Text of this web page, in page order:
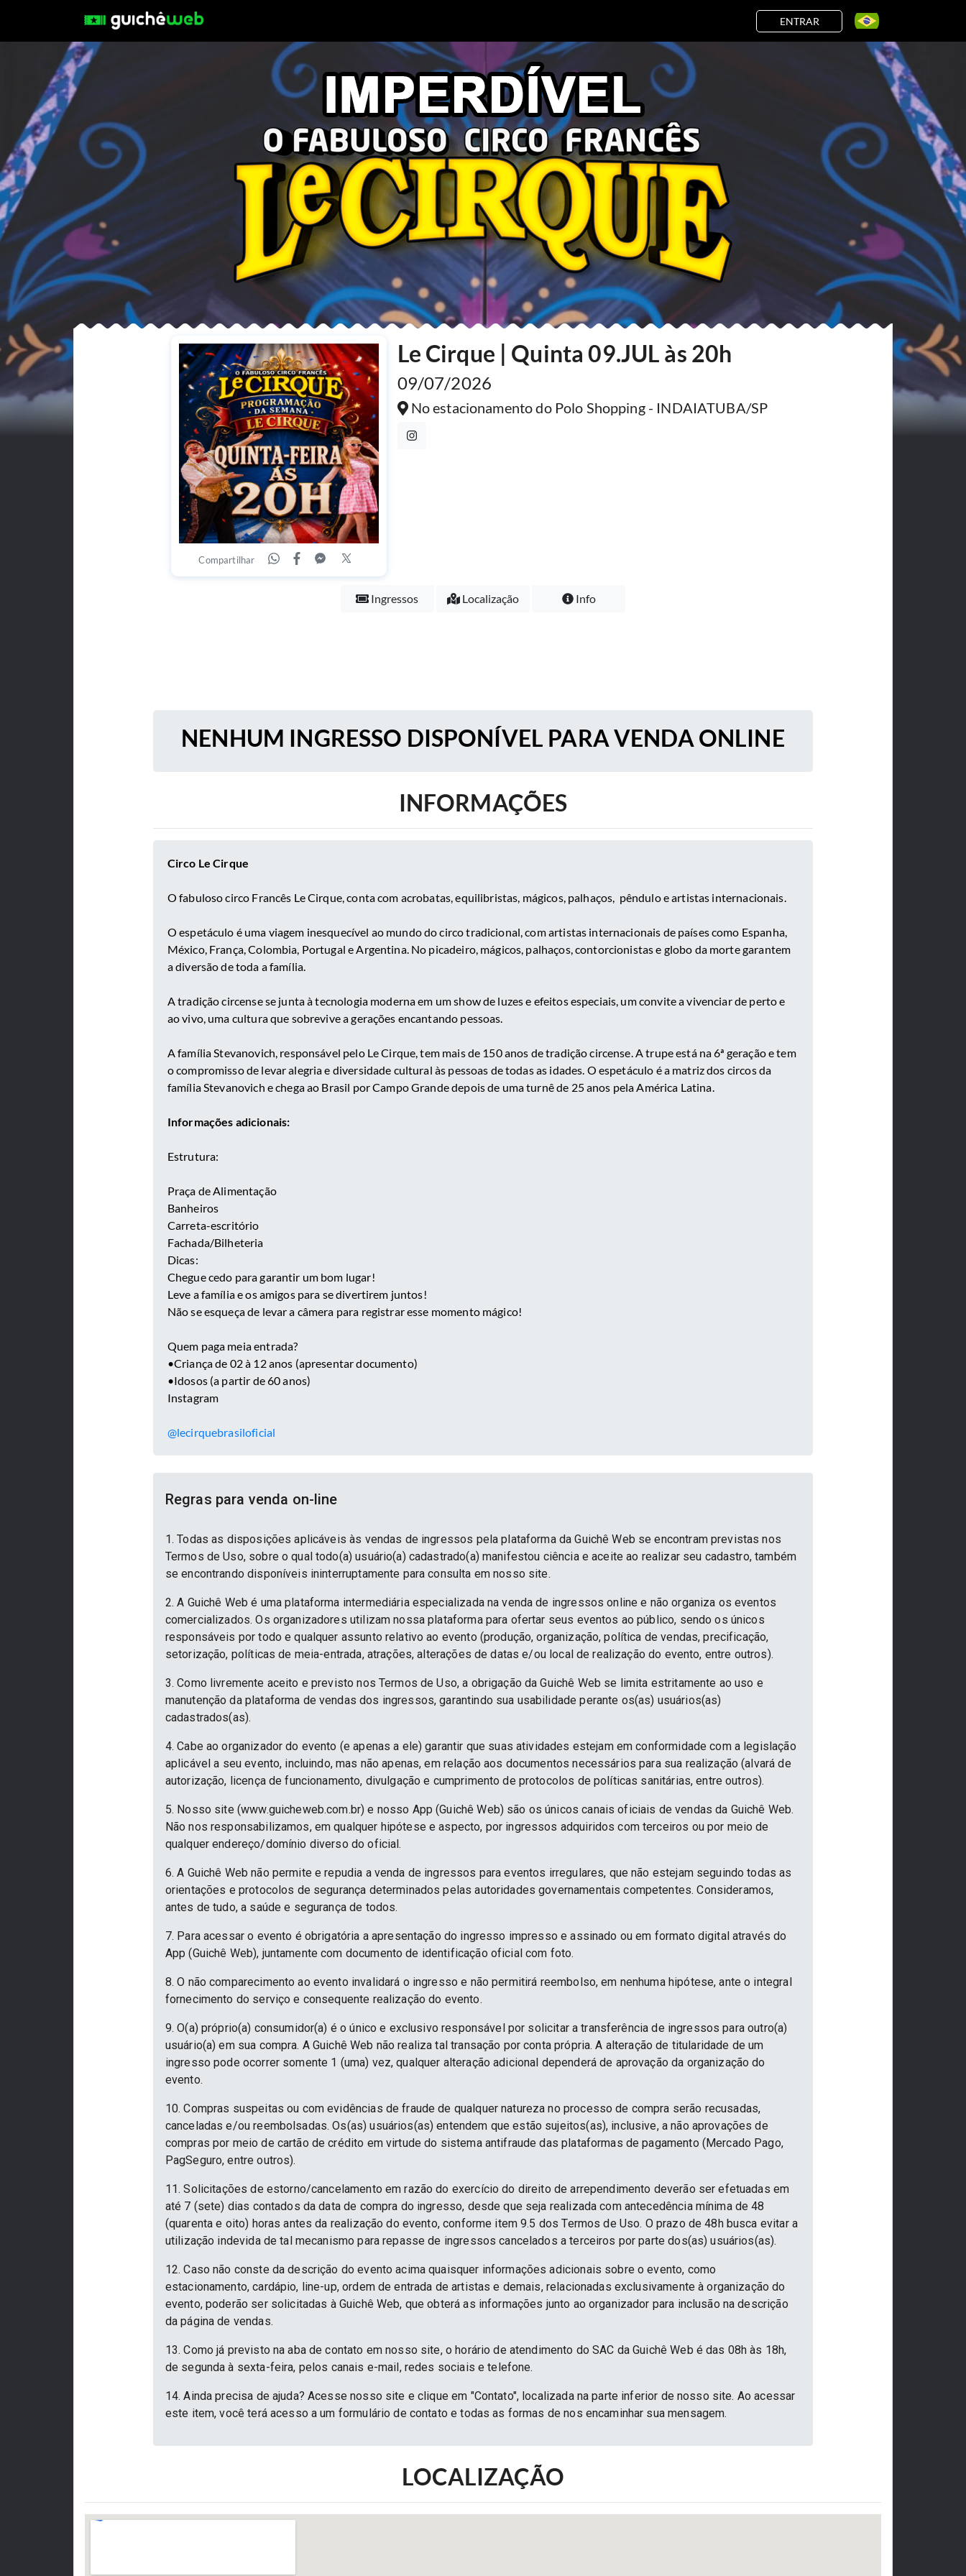
ENTRAR
Compartilhar
Le Cirque | Quinta 09.JUL às 20h
09/07/2026
No estacionamento do Polo Shopping - INDAIATUBA/SP
Ingressos Localização Info
NENHUM INGRESSO DISPONÍVEL PARA VENDA ONLINE
INFORMAÇÕES
Circo Le Cirque
O fabuloso circo Francês Le Cirque, conta com acrobatas, equilibristas, mágicos, palhaços, pêndulo e artistas internacionais.
O espetáculo é uma viagem inesquecível ao mundo do circo tradicional, com artistas internacionais de países como Espanha,
México, França, Colombia, Portugal e Argentina. No picadeiro, mágicos, palhaços, contorcionistas e globo da morte garantem
a diversão de toda a família.
A tradição circense se junta à tecnologia moderna em um show de luzes e efeitos especiais, um convite a vivenciar de perto e
ao vivo, uma cultura que sobrevive a gerações encantando pessoas.
A família Stevanovich, responsável pelo Le Cirque, tem mais de 150 anos de tradição circense. A trupe está na 6ª geração e tem
o compromisso de levar alegria e diversidade cultural às pessoas de todas as idades. O espetáculo é a matriz dos circos da
família Stevanovich e chega ao Brasil por Campo Grande depois de uma turnê de 25 anos pela América Latina.
Informações adicionais:
Estrutura:
Praça de Alimentação
Banheiros
Carreta-escritório
Fachada/Bilheteria
Dicas:
Chegue cedo para garantir um bom lugar!
Leve a família e os amigos para se divertirem juntos!
Não se esqueça de levar a câmera para registrar esse momento mágico!
Quem paga meia entrada?
•Criança de 02 à 12 anos (apresentar documento)
•Idosos (a partir de 60 anos)
Instagram
@lecirquebrasiloficial
Regras para venda on-line
1. Todas as disposições aplicáveis às vendas de ingressos pela plataforma da Guichê Web se encontram previstas nos
Termos de Uso, sobre o qual todo(a) usuário(a) cadastrado(a) manifestou ciência e aceite ao realizar seu cadastro, também
se encontrando disponíveis ininterruptamente para consulta em nosso site.
2. A Guichê Web é uma plataforma intermediária especializada na venda de ingressos online e não organiza os eventos
comercializados. Os organizadores utilizam nossa plataforma para ofertar seus eventos ao público, sendo os únicos
responsáveis por todo e qualquer assunto relativo ao evento (produção, organização, política de vendas, precificação,
setorização, políticas de meia-entrada, atrações, alterações de datas e/ou local de realização do evento, entre outros).
3. Como livremente aceito e previsto nos Termos de Uso, a obrigação da Guichê Web se limita estritamente ao uso e
manutenção da plataforma de vendas dos ingressos, garantindo sua usabilidade perante os(as) usuários(as)
cadastrados(as).
4. Cabe ao organizador do evento (e apenas a ele) garantir que suas atividades estejam em conformidade com a legislação
aplicável a seu evento, incluindo, mas não apenas, em relação aos documentos necessários para sua realização (alvará de
autorização, licença de funcionamento, divulgação e cumprimento de protocolos de políticas sanitárias, entre outros).
5. Nosso site (www.guicheweb.com.br) e nosso App (Guichê Web) são os únicos canais oficiais de vendas da Guichê Web.
Não nos responsabilizamos, em qualquer hipótese e aspecto, por ingressos adquiridos com terceiros ou por meio de
qualquer endereço/domínio diverso do oficial.
6. A Guichê Web não permite e repudia a venda de ingressos para eventos irregulares, que não estejam seguindo todas as
orientações e protocolos de segurança determinados pelas autoridades governamentais competentes. Consideramos,
antes de tudo, a saúde e segurança de todos.
7. Para acessar o evento é obrigatória a apresentação do ingresso impresso e assinado ou em formato digital através do
App (Guichê Web), juntamente com documento de identificação oficial com foto.
8. O não comparecimento ao evento invalidará o ingresso e não permitirá reembolso, em nenhuma hipótese, ante o integral
fornecimento do serviço e consequente realização do evento.
9. O(a) próprio(a) consumidor(a) é o único e exclusivo responsável por solicitar a transferência de ingressos para outro(a)
usuário(a) em sua compra. A Guichê Web não realiza tal transação por conta própria. A alteração de titularidade de um
ingresso pode ocorrer somente 1 (uma) vez, qualquer alteração adicional dependerá de aprovação da organização do
evento.
10. Compras suspeitas ou com evidências de fraude de qualquer natureza no processo de compra serão recusadas,
canceladas e/ou reembolsadas. Os(as) usuários(as) entendem que estão sujeitos(as), inclusive, a não aprovações de
compras por meio de cartão de crédito em virtude do sistema antifraude das plataformas de pagamento (Mercado Pago,
PagSeguro, entre outros).
11. Solicitações de estorno/cancelamento em razão do exercício do direito de arrependimento deverão ser efetuadas em
até 7 (sete) dias contados da data de compra do ingresso, desde que seja realizada com antecedência mínima de 48
(quarenta e oito) horas antes da realização do evento, conforme item 9.5 dos Termos de Uso. O prazo de 48h busca evitar a
utilização indevida de tal mecanismo para repasse de ingressos cancelados a terceiros por parte dos(as) usuários(as).
12. Caso não conste da descrição do evento acima quaisquer informações adicionais sobre o evento, como
estacionamento, cardápio, line-up, ordem de entrada de artistas e demais, relacionadas exclusivamente à organização do
evento, poderão ser solicitadas à Guichê Web, que obterá as informações junto ao organizador para inclusão na descrição
da página de vendas.
13. Como já previsto na aba de contato em nosso site, o horário de atendimento do SAC da Guichê Web é das 08h às 18h,
de segunda à sexta-feira, pelos canais e-mail, redes sociais e telefone.
14. Ainda precisa de ajuda? Acesse nosso site e clique em "Contato", localizada na parte inferior de nosso site. Ao acessar
este item, você terá acesso a um formulário de contato e todas as formas de nos encaminhar sua mensagem.
LOCALIZAÇÃO